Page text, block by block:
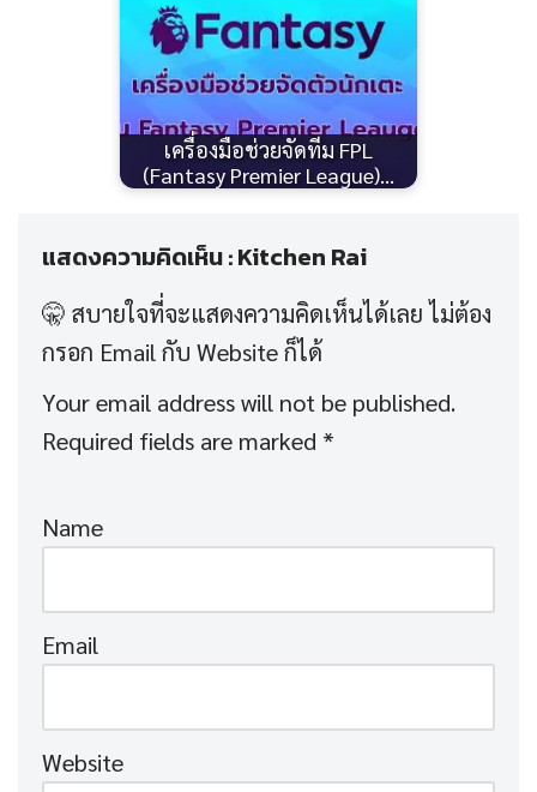
เครื่องมือช่วยจัดทีม FPL
(Fantasy Premier League)…
แสดงความคิดเห็น : Kitchen Rai
Your email address will not be published.
Required fields are marked *
Name
Email
Website